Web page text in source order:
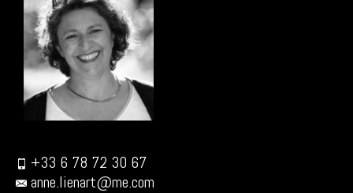
+33 6 78 72 30 67
anne.lienart@me.com